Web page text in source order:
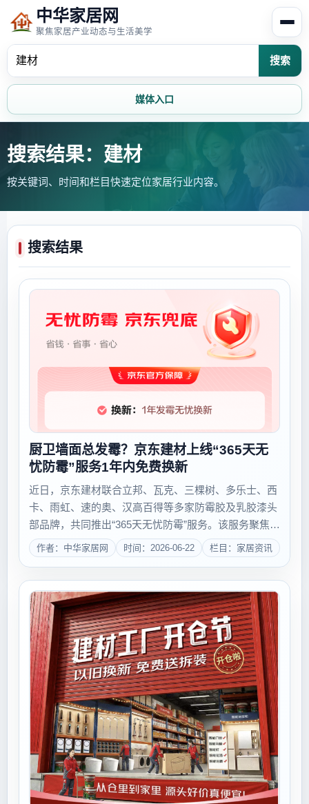
中华家居网
聚焦家居产业动态与生活美学
搜索
媒体入口
首页
家居风水 家居欣赏
家装攻略
搜索结果：建材
按关键词、时间和栏目快速定位家居行业内容。
搜索结果
厨卫墙面总发霉？京东建材上线“365天无
忧防霉”服务1年内免费换新
近日，京东建材联合立邦、瓦克、三棵树、多乐士、西
卡、雨虹、速的奥、汉高百得等多家防霉胶及乳胶漆头
部品牌，共同推出“365天无忧防霉”服务。该服务聚焦潮
湿环境下防霉胶和乳胶漆易发霉、变黑这一长期困扰消
费者的痛点，率先推出“1年内发霉免费换新”的保障承
作者：中华家居网 时间：2026-06-22 栏目：家居资讯